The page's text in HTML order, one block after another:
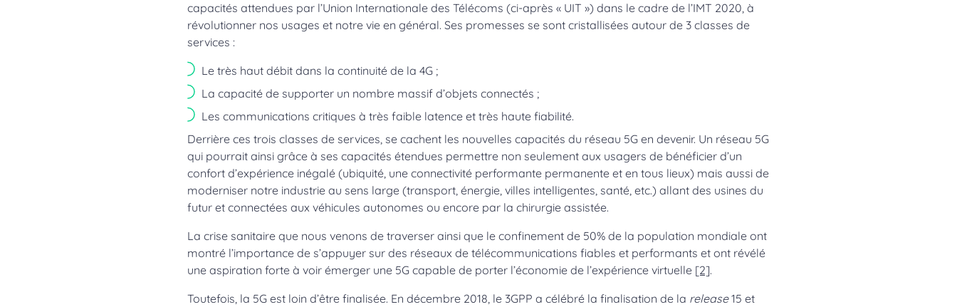
capacités attendues par l’Union Internationale des Télécoms (ci-après « UIT ») dans le cadre de l’IMT 2020, à
révolutionner nos usages et notre vie en général. Ses promesses se sont cristallisées autour de 3 classes de
services :
Le très haut débit dans la continuité de la 4G ;
La capacité de supporter un nombre massif d’objets connectés ;
Les communications critiques à très faible latence et très haute fiabilité.
Derrière ces trois classes de services, se cachent les nouvelles capacités du réseau 5G en devenir. Un réseau 5G
qui pourrait ainsi grâce à ses capacités étendues permettre non seulement aux usagers de bénéficier d’un
confort d’expérience inégalé (ubiquité, une connectivité performante permanente et en tous lieux) mais aussi de
moderniser notre industrie au sens large (transport, énergie, villes intelligentes, santé, etc.) allant des usines du
futur et connectées aux véhicules autonomes ou encore par la chirurgie assistée.
La crise sanitaire que nous venons de traverser ainsi que le confinement de 50% de la population mondiale ont
montré l’importance de s’appuyer sur des réseaux de télécommunications fiables et performants et ont révélé
une aspiration forte à voir émerger une 5G capable de porter l’économie de l’expérience virtuelle [2].
Toutefois, la 5G est loin d’être finalisée. En décembre 2018, le 3GPP a célébré la finalisation de la release15 et